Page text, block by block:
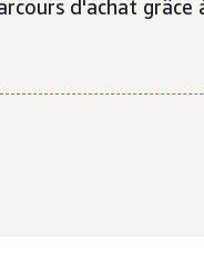
d'achat grâce